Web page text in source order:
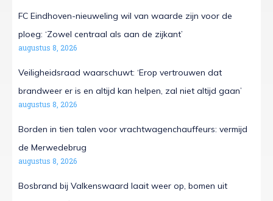
FC Eindhoven-nieuweling wil van waarde zijn voor de
ploeg: ‘Zowel centraal als aan de zijkant’
augustus 8, 2026
Veiligheidsraad waarschuwt: ‘Erop vertrouwen dat
brandweer er is en altijd kan helpen, zal niet altijd gaan’
augustus 8, 2026
Borden in tien talen voor vrachtwagenchauffeurs: vermijd
de Merwedebrug
augustus 8, 2026
Bosbrand bij Valkenswaard laait weer op, bomen uit